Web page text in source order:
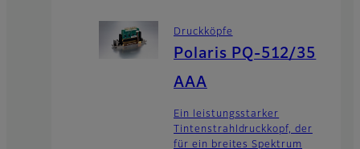
Druckköpfe
Polaris PQ-512/35
AAA
Ein leistungsstarker
Tintenstrahldruckkopf, der
für ein breites Spektrum